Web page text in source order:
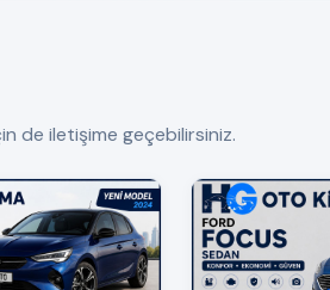
de iletişime geçebilirsiniz.